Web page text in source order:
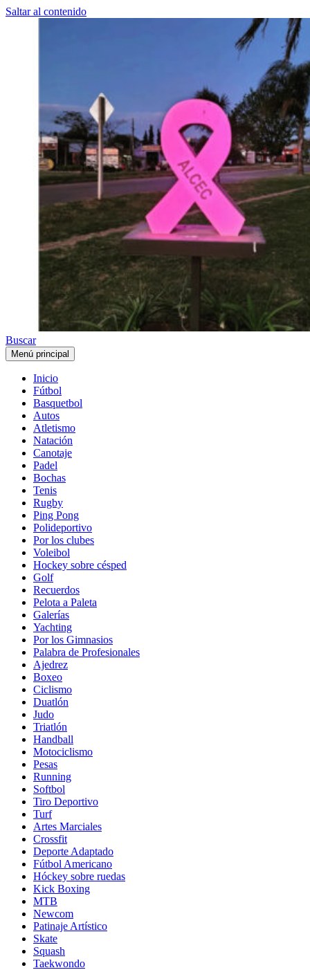
Saltar al contenido
Buscar
Menú principal
Inicio
Fútbol
Basquetbol
Autos
Atletismo
Natación
Canotaje
Padel
Bochas
Tenis
Rugby
Ping Pong
Polideportivo
Por los clubes
Voleibol
Hockey sobre césped
Golf
Recuerdos
Pelota a Paleta
Galerías
Yachting
Por los Gimnasios
Palabra de Profesionales
Ajedrez
Boxeo
Ciclismo
Duatlón
Judo
Triatlón
Handball
Motociclismo
Pesas
Running
Softbol
Tiro Deportivo
Turf
Artes Marciales
Crossfit
Deporte Adaptado
Fútbol Americano
Hóckey sobre ruedas
Kick Boxing
MTB
Newcom
Patinaje Artístico
Skate
Squash
Taekwondo